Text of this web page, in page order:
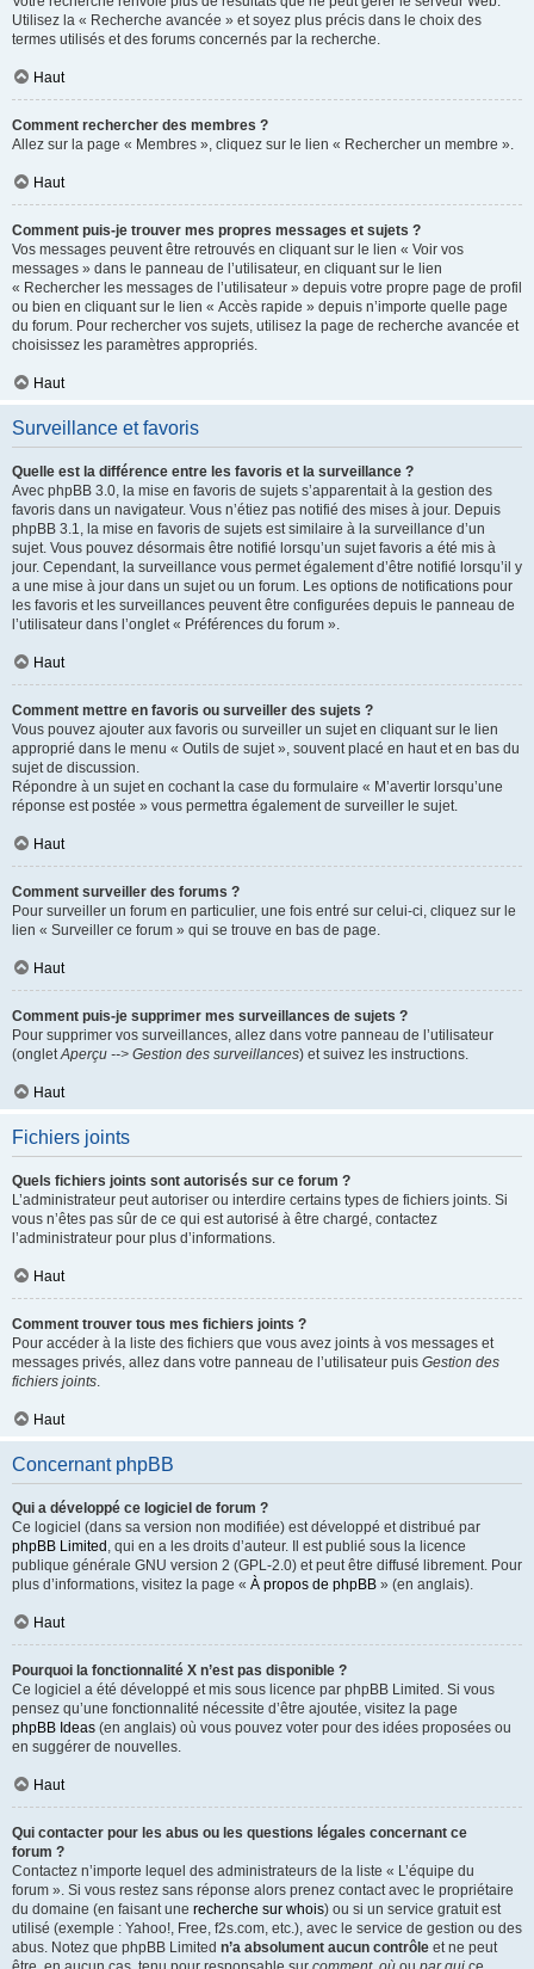
Utilisez la « Recherche avancée » et soyez plus précis dans le choix des
termes utilisés et des forums concernés par la recherche.
Haut
Comment rechercher des membres ?
Allez sur la page « Membres », cliquez sur le lien « Rechercher un membre ».
Haut
Comment puis-je trouver mes propres messages et sujets ?
Vos messages peuvent être retrouvés en cliquant sur le lien « Voir vos
messages » dans le panneau de l’utilisateur, en cliquant sur le lien
« Rechercher les messages de l’utilisateur » depuis votre propre page de profil
ou bien en cliquant sur le lien « Accès rapide » depuis n’importe quelle page
du forum. Pour rechercher vos sujets, utilisez la page de recherche avancée et
choisissez les paramètres appropriés.
Haut
Surveillance et favoris
Quelle est la différence entre les favoris et la surveillance ?
Avec phpBB 3.0, la mise en favoris de sujets s’apparentait à la gestion des
favoris dans un navigateur. Vous n’étiez pas notifié des mises à jour. Depuis
phpBB 3.1, la mise en favoris de sujets est similaire à la surveillance d’un
sujet. Vous pouvez désormais être notifié lorsqu’un sujet favoris a été mis à
jour. Cependant, la surveillance vous permet également d’être notifié lorsqu’il y
a une mise à jour dans un sujet ou un forum. Les options de notifications pour
les favoris et les surveillances peuvent être configurées depuis le panneau de
l’utilisateur dans l’onglet « Préférences du forum ».
Haut
Comment mettre en favoris ou surveiller des sujets ?
Vous pouvez ajouter aux favoris ou surveiller un sujet en cliquant sur le lien
approprié dans le menu « Outils de sujet », souvent placé en haut et en bas du
sujet de discussion.
Répondre à un sujet en cochant la case du formulaire « M’avertir lorsqu’une
réponse est postée » vous permettra également de surveiller le sujet.
Haut
Comment surveiller des forums ?
Pour surveiller un forum en particulier, une fois entré sur celui-ci, cliquez sur le
lien « Surveiller ce forum » qui se trouve en bas de page.
Haut
Comment puis-je supprimer mes surveillances de sujets ?
Pour supprimer vos surveillances, allez dans votre panneau de l’utilisateur
(ongletAperçu --> Gestion des surveillances) et suivez les instructions.
Haut
Fichiers joints
Quels fichiers joints sont autorisés sur ce forum ?
L’administrateur peut autoriser ou interdire certains types de fichiers joints. Si
vous n’êtes pas sûr de ce qui est autorisé à être chargé, contactez
l’administrateur pour plus d’informations.
Haut
Comment trouver tous mes fichiers joints ?
Pour accéder à la liste des fichiers que vous avez joints à vos messages et
messages privés, allez dans votre panneau de l’utilisateur puis Gestion des
fichiers joints.
Haut
Concernant phpBB
Qui a développé ce logiciel de forum ?
Ce logiciel (dans sa version non modifiée) est développé et distribué par
phpBB Limited , qui en a les droits d’auteur. Il est publié sous la licence
publique générale GNU version 2 (GPL-2.0) et peut être diffusé librement. Pour
plus d’informations, visitez la page « À propos de phpBB » (en anglais).
Haut
Pourquoi la fonctionnalité X n’est pas disponible ?
Ce logiciel a été développé et mis sous licence par phpBB Limited. Si vous
pensez qu’une fonctionnalité nécessite d’être ajoutée, visitez la page
phpBB Ideas (en anglais) où vous pouvez voter pour des idées proposées ou
en suggérer de nouvelles.
Haut
Qui contacter pour les abus ou les questions légales concernant ce
forum ?
Contactez n’importe lequel des administrateurs de la liste « L’équipe du
forum ». Si vous restez sans réponse alors prenez contact avec le propriétaire
du domaine (en faisant une recherche sur whois) ou si un service gratuit est
utilisé (exemple : Yahoo!, Free, f2s.com, etc.), avec le service de gestion ou des
abus. Notez que phpBB Limited n’a absolument aucun contrôle et ne peut